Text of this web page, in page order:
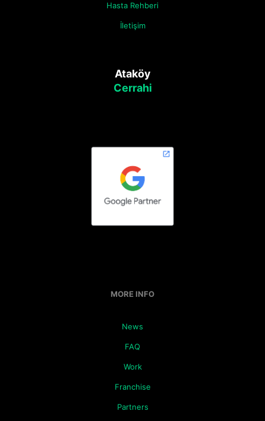
Hasta Rehberi
İletişim
Ataköy
Cerrahi
MORE INFO
News
FAQ
Work
Franchise
Partners